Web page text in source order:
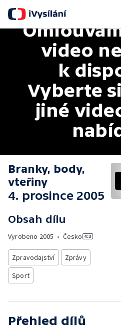
video
k
Vyberte
jiné
Branky, body,
vteřiny
4. prosince 2005
Obsah dílu
Vyrobeno 2005 • Česko
Zpravodajství
Zprávy
Sport
Přehled dílů